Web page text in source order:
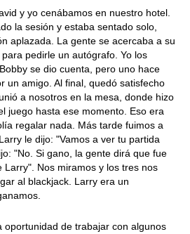
y yo cenábamos en nuestro hotel.
la sesión y estaba sentado solo,
aplazada. La gente se acercaba a su
pedirle un autógrafo. Yo los
se dio cuenta, pero uno hace
un amigo. Al final, quedó satisfecho
a nosotros en la mesa, donde hizo
juego hasta ese momento. Eso era
regalar nada. Más tarde fuimos a
le dijo: "Vamos a ver tu partida
"No. Si gano, la gente dirá que fue
Larry". Nos miramos y los tres nos
al blackjack. Larry era un
oportunidad de trabajar con algunos